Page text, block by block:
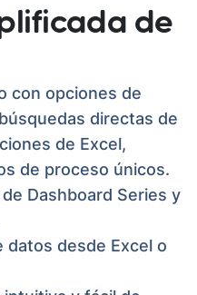
de
con opciones de
directas de
de Excel,
de proceso únicos.
Dashboard Series y
desde Excel o